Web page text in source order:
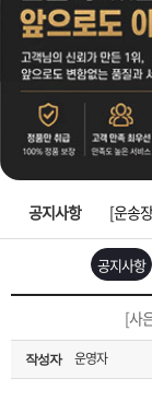
필
요
니
Q&A
파
워
맨
제
품
은
노
객
마
공지사항
[2026
[ios앱
[무인
공지사항
[사
작성자 운영자